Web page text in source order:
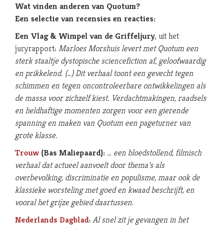
Wat vinden anderen van Quotum?
Een selectie van recensies en reacties:
Een Vlag & Wimpel van de Griffeljury, uit het
juryrapport: Marloes Morshuis levert met Quotum een
sterk staaltje dystopische sciencefiction af, geloofwaardig
en prikkelend. (…) Dit verhaal toont een gevecht tegen
schimmen en tegen oncontroleerbare ontwikkelingen als
de massa voor zichzelf kiest. Verdachtmakingen, raadsels
en heldhaftige momenten zorgen voor een gierende
spanning en maken van Quotum een pageturner van
grote klasse.
Trouw (Bas Maliepaard): … een bloedstollend, filmisch
verhaal dat actueel aanvoelt door thema’s als
overbevolking, discriminatie en populisme, maar ook de
klassieke worsteling met goed en kwaad beschrijft, en
vooral het grijze gebied daartussen.
Nederlands Dagblad: Al snel zit je gevangen in het